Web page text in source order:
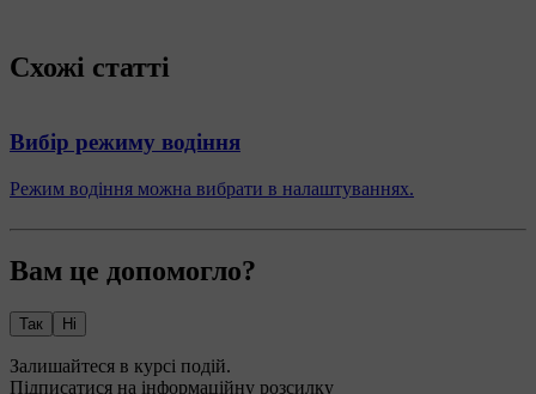
Схожі статті
Вибір режиму водіння
Режим водіння можна вибрати в налаштуваннях.
Вам це допомогло?
Так Ні